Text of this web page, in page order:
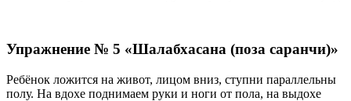
Упражнение № 5 «Шалабхасана (поза саранчи)»
Ребёнок ложится на живот, лицом вниз, ступни параллельны
полу. На вдохе поднимаем руки и ноги от пола, на выдохе